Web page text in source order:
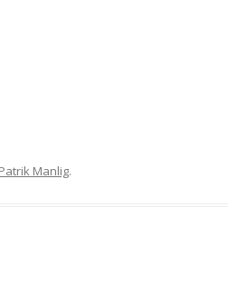
Patrik Manlig.